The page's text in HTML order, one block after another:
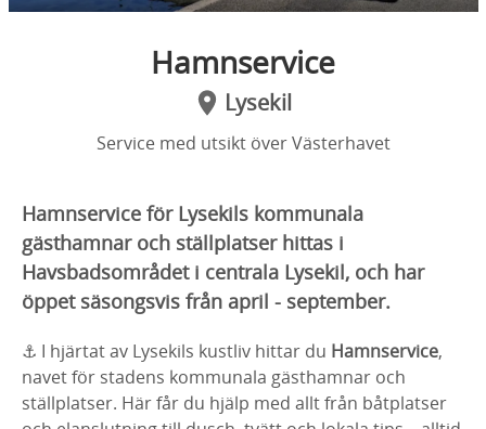
Hamnservice
Lysekil
Service med utsikt över Västerhavet
Hamnservice för Lysekils kommunala
gästhamnar och ställplatser hittas i
Havsbadsområdet i centrala Lysekil, och har
öppet säsongsvis från april - september.
⚓ I hjärtat av Lysekils kustliv hittar du Hamnservice,
navet för stadens kommunala gästhamnar och
ställplatser. Här får du hjälp med allt från båtplatser